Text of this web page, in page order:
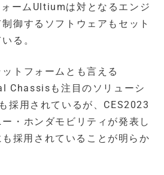
ームUltiumは対となるエンジ
御するソフトウェアもセット
る。
トフォームとも言える
Chassisも注目のソリューシ
採用されているが、CES2023
・ホンダモビリティが発表し
採用されていることが明らか